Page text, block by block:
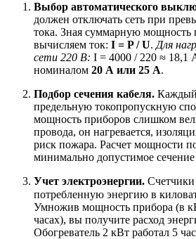
Выбор автоматического
должен отключать сеть при
тока. Зная суммарную мощность
вычисляем ток: I = P / U. Для
сети 220 В: I = 4000 / 220 ≈ 18,1
номиналом 20 А или 25 А.
Подбор сечения кабеля. Каждый
предельную токопропускную
мощность приборов слишком
провода, он нагревается,
риск пожара. Расчет мощности
минимально допустимое
Учет электроэнергии.
потребленную энергию в
Умножив мощность прибора (в
часах), вы получите расход
Обогреватель 2 кВт работал 5